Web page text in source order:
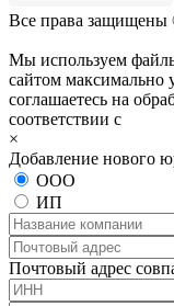
Все права защищены
Мы используем
сайтом максимально
соглашаетесь на
соответствии с
×
Добавление нового
ООО
ИП
Почтовый адрес